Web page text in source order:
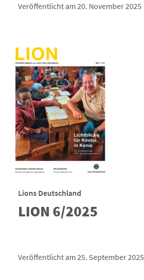
Veröffentlicht am 20. November 2025
Lions Deutschland
LION 6/2025
Veröffentlicht am 25. September 2025